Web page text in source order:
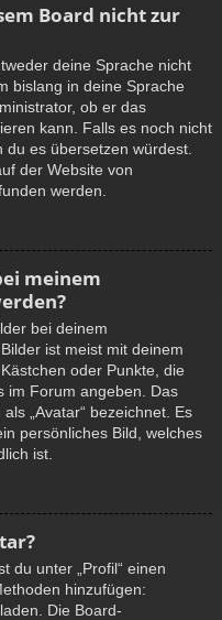
Board nicht zur
deine Sprache nicht
bislang in deine Sprache
ob er das
kann. Falls es noch nicht
es übersetzen würdest.
der Website von
werden.
meinem
bei deinem
ist meist mit deinem
oder Punkte, die
im Forum angeben. Das
„Avatar“ bezeichnet. Es
persönliches Bild, welches
ist.
du unter „Profil“ einen
hinzufügen:
Die Board-